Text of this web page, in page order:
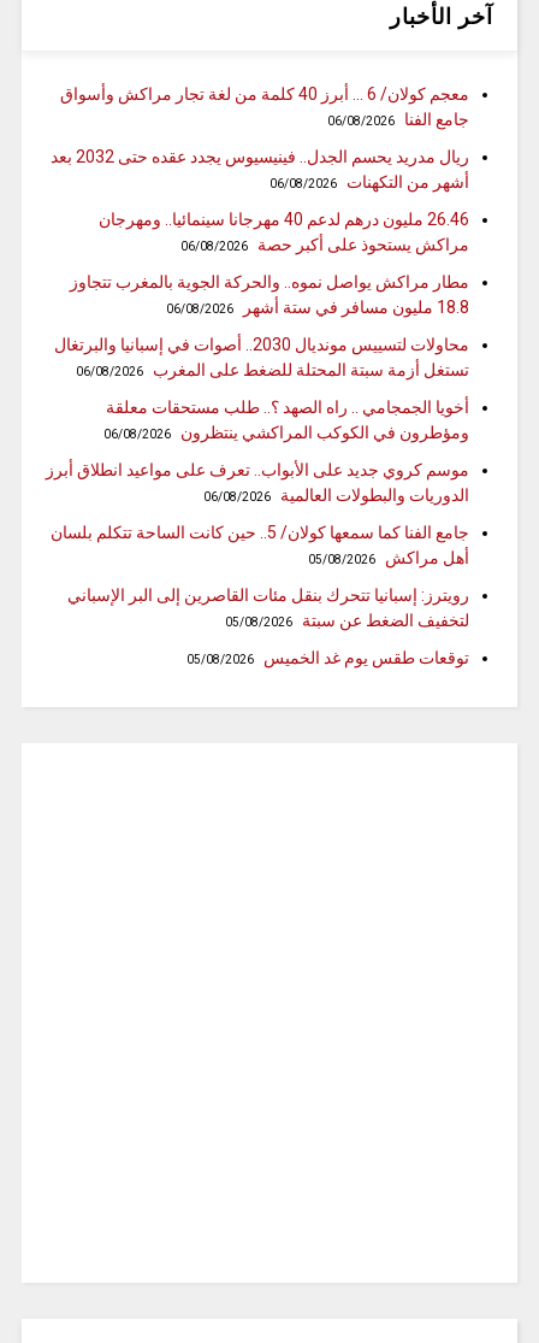
آخر الأخبار
معجم كولان/ 6 … أبرز 40 كلمة من لغة تجار مراكش وأسواق
جامع الفنا
06/08/2026
ريال مدريد يحسم الجدل.. فينيسيوس يجدد عقده حتى 2032 بعد
أشهر من التكهنات
06/08/2026
26.46 مليون درهم لدعم 40 مهرجانا سينمائيا.. ومهرجان
مراكش يستحوذ على أكبر حصة
06/08/2026
مطار مراكش يواصل نموه.. والحركة الجوية بالمغرب تتجاوز
18.8 مليون مسافر في ستة أشهر
06/08/2026
محاولات لتسييس مونديال 2030.. أصوات في إسبانيا والبرتغال
تستغل أزمة سبتة المحتلة للضغط على المغرب
06/08/2026
أخويا الجمجامي .. راه الصهد ؟.. طلب مستحقات معلقة
ومؤطرون في الكوكب المراكشي ينتظرون
06/08/2026
موسم كروي جديد على الأبواب.. تعرف على مواعيد انطلاق أبرز
الدوريات والبطولات العالمية
06/08/2026
جامع الفنا كما سمعها كولان/ 5.. حين كانت الساحة تتكلم بلسان
أهل مراكش
05/08/2026
رويترز: إسبانيا تتحرك بنقل مئات القاصرين إلى البر الإسباني
لتخفيف الضغط عن سبتة
05/08/2026
توقعات طقس يوم غد الخميس 05/08/2026